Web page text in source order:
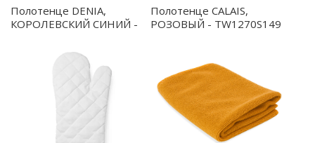
Полотенце DENIA,
КОРОЛЕВСКИЙ СИНИЙ -
Полотенце CALAIS,
РОЗОВЫЙ - TW1270S149